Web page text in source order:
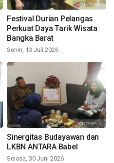
Festival Durian Pelangas
Perkuat Daya Tarik Wisata
Bangka Barat
Senin, 13 Juli 2026
Sinergitas Budayawan dan
LKBN ANTARA Babel
Selasa, 30 Juni 2026